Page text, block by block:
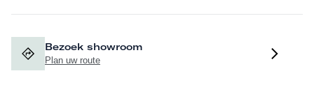
Bezoek showroom
Plan uw route